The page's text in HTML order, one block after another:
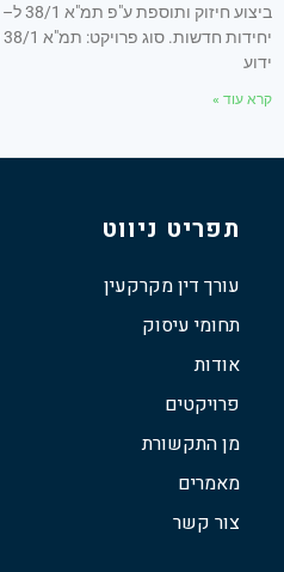
ידוע
קרא עוד »
תפריט ניווט
עורך דין מקרקעין
תחומי עיסוק
אודות
פרויקטים
מן התקשורת
מאמרים
צור קשר